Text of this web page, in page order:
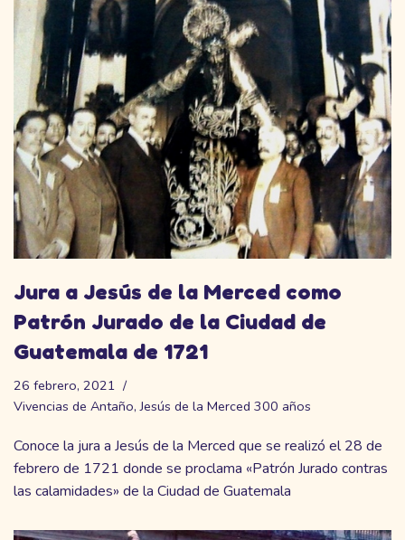
Jura a Jesús de la Merced como
Patrón Jurado de la Ciudad de
Guatemala de 1721
26 febrero, 2021
Vivencias de Antaño,Jesús de la Merced 300 años
Conoce la jura a Jesús de la Merced que se realizó el 28 de
febrero de 1721 donde se proclama «Patrón Jurado contras
las calamidades» de la Ciudad de Guatemala